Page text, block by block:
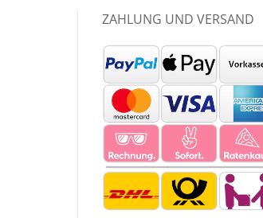
ZAHLUNG UND VERSAND